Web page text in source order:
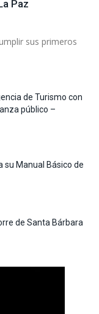
Paz
sus primeros
de Turismo con
público –
su Manual Básico de
de Santa Bárbara